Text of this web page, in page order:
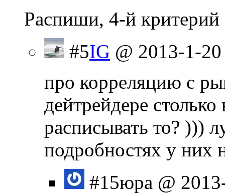
Распиши, 4-й критерий
#5IG @ 2013-1-
про корреляцию с
дейтрейдере
расписывать то? )))
подробностях у них
#15юра @